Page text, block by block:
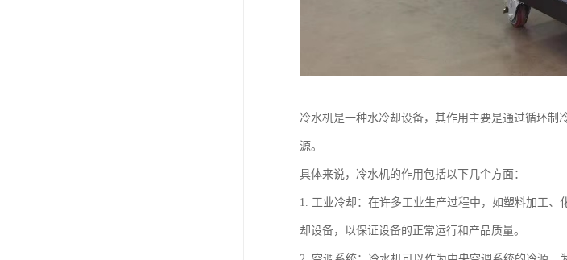
冷水机是一种水冷却设备，其作用主要是通过循环
源。
具体来说，冷水机的作用包括以下几个方面：
1. 工业冷却：在许多工业生产过程中，如塑料加工
却设备，以保证设备的正常运行和产品质量。